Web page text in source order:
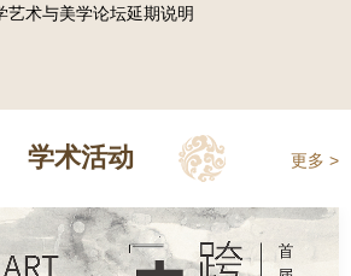
艺术与美学论坛延期说明
学术活动 更多 >